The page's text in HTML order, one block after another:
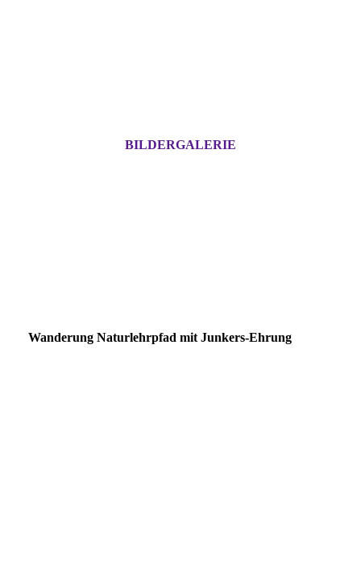
BILDERGALERIE
Wanderung Naturlehrpfad mit Junkers-Ehrung